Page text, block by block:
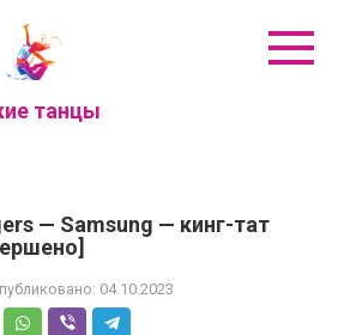
танцы
— Samsung — кинг-тат
04.10.2023